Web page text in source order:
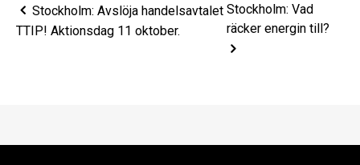
Stockholm: Avslöja handelsavtalet
TTIP! Aktionsdag 11 oktober.
Stockholm: Vad
räcker energin till?